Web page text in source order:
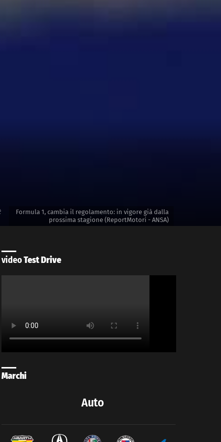
Formula 1, cambia il regolamento: in vigore già dalla
prossima stagione (ReportMotori - ANSA)
videoTest Drive
Marchi
Auto